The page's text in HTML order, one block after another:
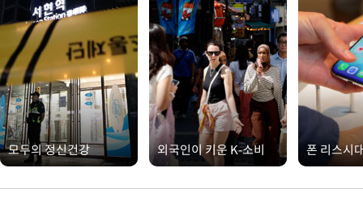
모두의 정신건강 외국인이 키운 K-소비 폰 리스시